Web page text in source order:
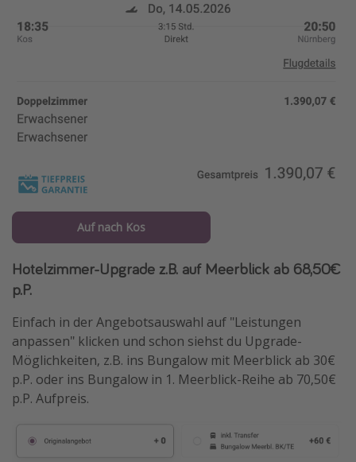
Auf nach Kos
Hotelzimmer-Upgrade z.B. auf Meerblick ab 68,50€
p.P.
Einfach in der Angebotsauswahl auf "Leistungen
anpassen" klicken und schon siehst du Upgrade-
Möglichkeiten, z.B. ins Bungalow mit Meerblick ab 30€
p.P. oder ins Bungalow in 1. Meerblick-Reihe ab 70,50€
p.P. Aufpreis.